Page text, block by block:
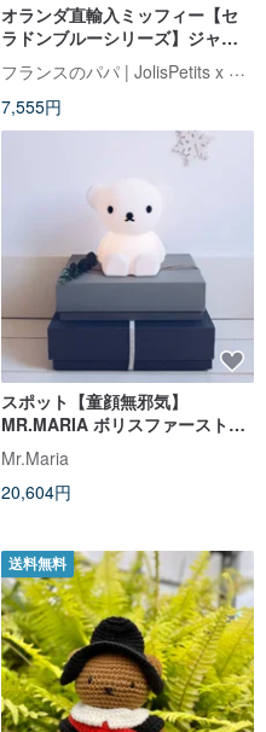
オランダ直輸入ミッフィー【セ
ラドンブルーシリーズ】ジャス
トダッチ認定の本格ハンドメイ
ドかぎ針ミッフィーうさぎ
フランスのパパ | JolisPetits x Miffy
7,555円
スポット【童顔無邪気】
MR.MARIA ボリスファーストラ
ンプ ボボベア LEDランプ
Mr.Maria
20,604円
送料無料